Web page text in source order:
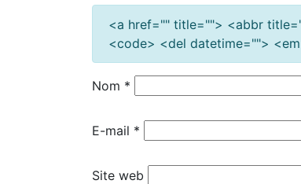
<a href="" title=""> <abbr
<code> <del datetime="">
Nom *
E-mail *
Site web